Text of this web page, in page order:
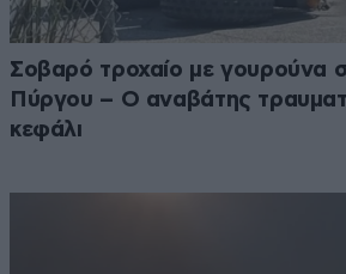
Σοβαρό τροχαίο με γουρούνα
Πύργου – Ο αναβάτης
κεφάλι